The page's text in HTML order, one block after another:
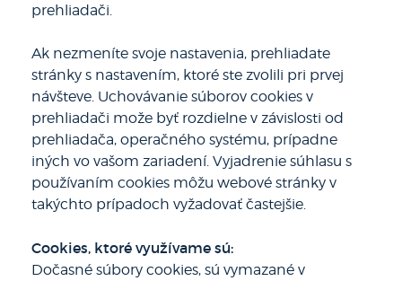
prehliadači.
Ak nezmeníte svoje nastavenia, prehliadate
stránky s nastavením, ktoré ste zvolili pri prvej
návšteve. Uchovávanie súborov cookies v
prehliadači može byť rozdielne v závislosti od
prehliadača, operačného systému, prípadne
iných vo vašom zariadení. Vyjadrenie súhlasu s
používaním cookies môžu webové stránky v
takýchto prípadoch vyžadovať častejšie.
Cookies, ktoré využívame sú:
Dočasné súbory cookies, sú vymazané v